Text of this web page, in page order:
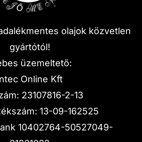
olajok közvetlen
gyártótól!
üzemeltető:
Online Kft
23107816-2-13
13-09-162525
10402764-50527049-